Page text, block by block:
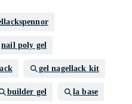
nail poly gel
gel nagellack kit
builder gel la base